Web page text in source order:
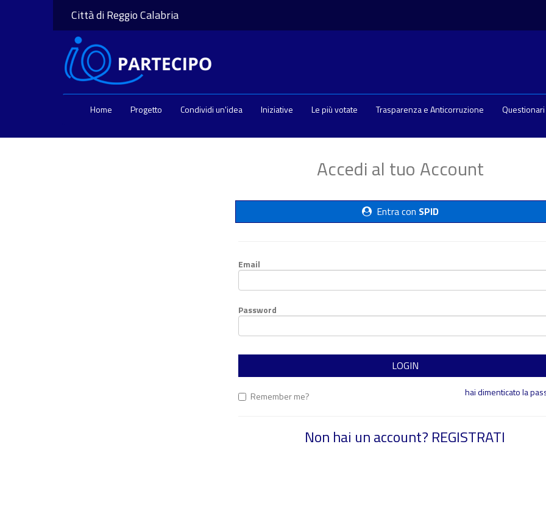
Città di Reggio Calabria
Home Progetto Condividi un'idea Iniziative Le più votate Trasparenza e Anticorruzione
Accedi al tuo Account
Entra con SPID
Email
Password
LOGIN
Remember me? hai dimenticato la
Non hai un account? REGISTRATI